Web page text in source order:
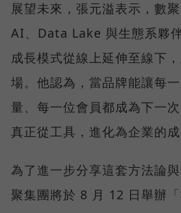
展望未來，張元溢表示，數
AI、Data Lake 與生態系夥
成長模式從線上延伸至線下
場。他認為，當品牌能讓每
量、每一位會員都成為下一
真正從工具，進化為企業的成
為了進一步分享這套方法論
聚集團將於 8 月 12 日舉辦